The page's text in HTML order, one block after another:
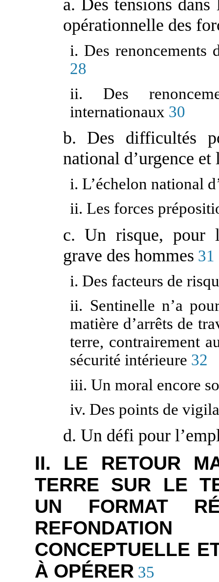
a. Des tensions
opérationnelle des
i. Des renoncements
28
ii. Des
internationaux 30
b. Des difficultés
national d’urgence
i. L’échelon national
ii. Les forces
c. Un risque, pour
grave des hommes 31
i. Des facteurs de
ii. Sentinelle n’a
matière d’arrêts de
terre, contrairement
sécurité intérieure 32
iii. Un moral encore
iv. Des points de
d. Un défi pour
II. LE RETOUR
TERRE SUR LE
UN FORMAT
CONCEPTUELLE
À OPÉRER 35